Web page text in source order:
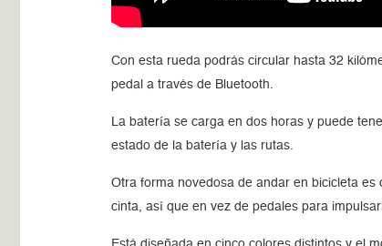
Con esta rueda podrás circular hasta 32
pedal a través de Bluetooth.
La batería se carga en dos horas y puede
estado de la batería y las rutas.
Otra forma novedosa de andar en bicicleta
cinta, así que en vez de pedales para